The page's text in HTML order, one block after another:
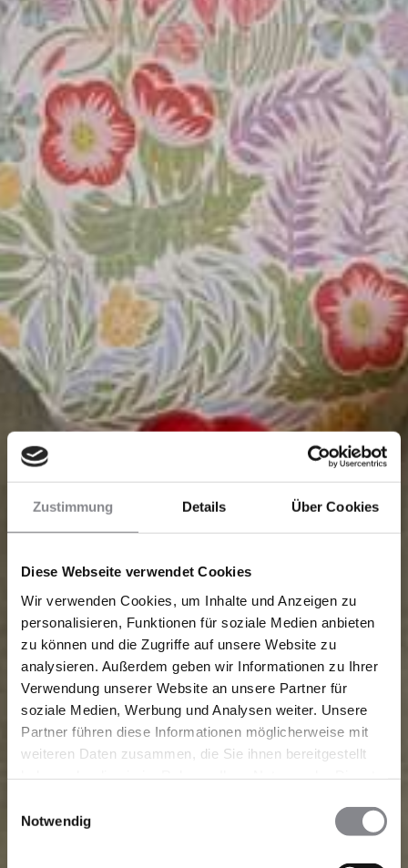
Zustimmung Details Über Cookies
Diese Webseite verwendet Cookies
Wir verwenden Cookies, um Inhalte und Anzeigen zu
personalisieren, Funktionen für soziale Medien anbieten
zu können und die Zugriffe auf unsere Website zu
analysieren. Außerdem geben wir Informationen zu Ihrer
Verwendung unserer Website an unsere Partner für
soziale Medien, Werbung und Analysen weiter. Unsere
Partner führen diese Informationen möglicherweise mit
weiteren Daten zusammen, die Sie ihnen bereitgestellt
Notwendig